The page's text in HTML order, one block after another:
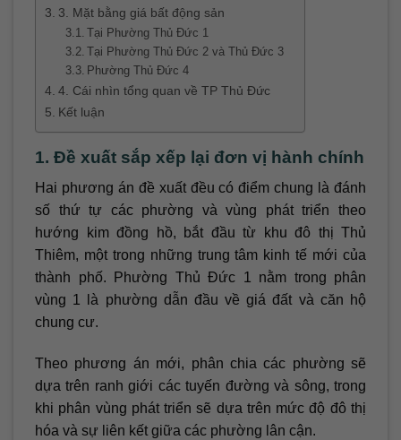
3. Mặt bằng giá bất động sản
Tại Phường Thủ Đức 1
Tại Phường Thủ Đức 2 và Thủ Đức 3
Phường Thủ Đức 4
4. Cái nhìn tổng quan về TP Thủ Đức
Kết luận
1. Đề xuất sắp xếp lại đơn vị hành chính
Hai phương án đề xuất đều có điểm chung là đánh
số thứ tự các phường và vùng phát triển theo
hướng kim đồng hồ, bắt đầu từ khu đô thị Thủ
Thiêm, một trong những trung tâm kinh tế mới của
thành phố. Phường Thủ Đức 1 nằm trong phân
vùng 1 là phường dẫn đầu về giá đất và căn hộ
chung cư.
Theo phương án mới, phân chia các phường sẽ
dựa trên ranh giới các tuyến đường và sông, trong
khi phân vùng phát triển sẽ dựa trên mức độ đô thị
hóa và sự liên kết giữa các phường lân cận.